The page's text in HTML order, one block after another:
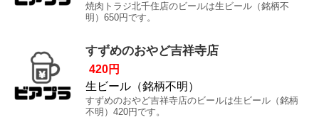
焼肉トラジ北千住店のビールは生ビール（銘柄不
明）650円です。
すずめのおやど吉祥寺店
420円
生ビール（銘柄不明）
すずめのおやど吉祥寺店のビールは生ビール（銘柄
不明）420円です。